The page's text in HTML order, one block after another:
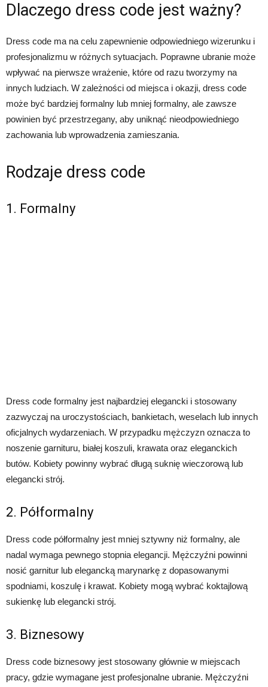
Dlaczego dress code jest ważny?
Dress code ma na celu zapewnienie odpowiedniego wizerunku i
profesjonalizmu w różnych sytuacjach. Poprawne ubranie może
wpływać na pierwsze wrażenie, które od razu tworzymy na
innych ludziach. W zależności od miejsca i okazji, dress code
może być bardziej formalny lub mniej formalny, ale zawsze
powinien być przestrzegany, aby uniknąć nieodpowiedniego
zachowania lub wprowadzenia zamieszania.
Rodzaje dress code
1. Formalny
Dress code formalny jest najbardziej elegancki i stosowany
zazwyczaj na uroczystościach, bankietach, weselach lub innych
oficjalnych wydarzeniach. W przypadku mężczyzn oznacza to
noszenie garnituru, białej koszuli, krawata oraz eleganckich
butów. Kobiety powinny wybrać długą suknię wieczorową lub
elegancki strój.
2. Półformalny
Dress code półformalny jest mniej sztywny niż formalny, ale
nadal wymaga pewnego stopnia elegancji. Mężczyźni powinni
nosić garnitur lub elegancką marynarkę z dopasowanymi
spodniami, koszulę i krawat. Kobiety mogą wybrać koktajlową
sukienkę lub elegancki strój.
3. Biznesowy
Dress code biznesowy jest stosowany głównie w miejscach
pracy, gdzie wymagane jest profesjonalne ubranie. Mężczyźni